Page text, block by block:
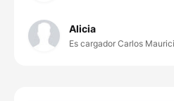
Alicia
Es cargador Carlos